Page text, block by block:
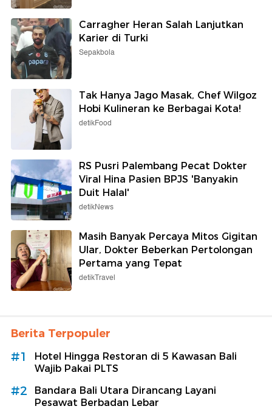
Carragher Heran Salah Lanjutkan
Karier di Turki
Sepakbola
Tak Hanya Jago Masak, Chef Wilgoz
Hobi Kulineran ke Berbagai Kota!
detikFood
RS Pusri Palembang Pecat Dokter
Viral Hina Pasien BPJS 'Banyakin
Duit Halal'
detikNews
Masih Banyak Percaya Mitos Gigitan
Ular, Dokter Beberkan Pertolongan
Pertama yang Tepat
detikTravel
Berita Terpopuler
#1
Hotel Hingga Restoran di 5 Kawasan Bali
Wajib Pakai PLTS
#2
Bandara Bali Utara Dirancang Layani
Pesawat Berbadan Lebar